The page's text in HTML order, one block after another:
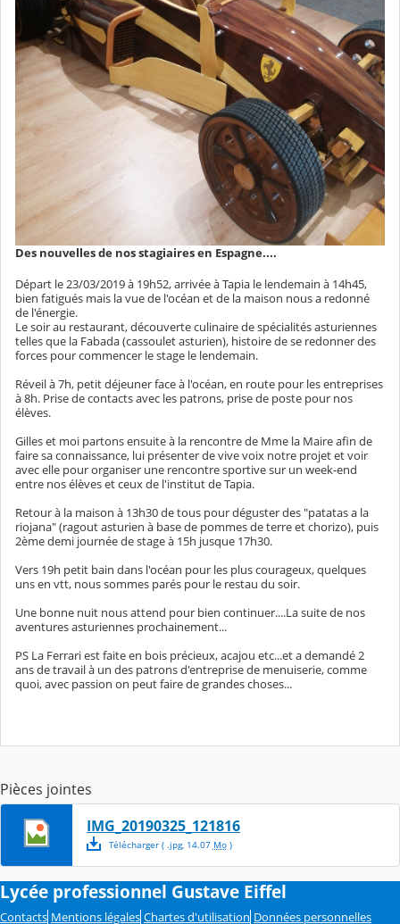
Des nouvelles de nos stagiaires en Espagne....
Départ le 23/03/2019 à 19h52, arrivée à Tapia le lendemain à 14h45,
bien fatigués mais la vue de l'océan et de la maison nous a redonné
de l'énergie.
Le soir au restaurant, découverte culinaire de spécialités asturiennes
telles que la Fabada (cassoulet asturien), histoire de se redonner des
forces pour commencer le stage le lendemain.
Réveil à 7h, petit déjeuner face à l'océan, en route pour les entreprises
à 8h. Prise de contacts avec les patrons, prise de poste pour nos
élèves.
Gilles et moi partons ensuite à la rencontre de Mme la Maire afin de
faire sa connaissance, lui présenter de vive voix notre projet et voir
avec elle pour organiser une rencontre sportive sur un week-end
entre nos élèves et ceux de l'institut de Tapia.
Retour à la maison à 13h30 de tous pour déguster des "patatas a la
riojana" (ragout asturien à base de pommes de terre et chorizo), puis
2ème demi journée de stage à 15h jusque 17h30.
Vers 19h petit bain dans l'océan pour les plus courageux, quelques
uns en vtt, nous sommes parés pour le restau du soir.
Une bonne nuit nous attend pour bien continuer....La suite de nos
aventures asturiennes prochainement...
PS La Ferrari est faite en bois précieux, acajou etc...et a demandé 2
ans de travail à un des patrons d'entreprise de menuiserie, comme
quoi, avec passion on peut faire de grandes choses...
Pièces jointes
IMG_20190325_121816
Télécharger( .jpg, 14.07 Mo)
Lycée professionnel Gustave Eiffel
Contacts Mentions légales Chartes d'utilisation Données personnelles